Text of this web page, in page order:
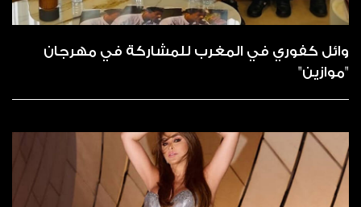
وائل كفوري في المغرب للمشاركة في مهرجان
"موازين"